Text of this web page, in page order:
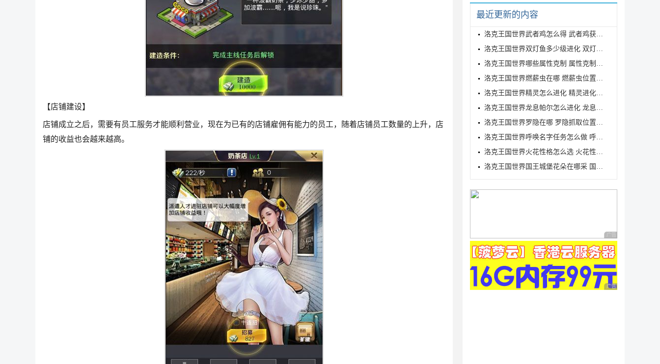
【店铺建设】
店铺成立之后，需要有员工服务才能顺利营业，现在为已有的店铺雇佣有能力的员工，随着店铺员工数量的上升，店
铺的收益也会越来越高。
最近更新的内容
洛克王国世界武者鸡怎么得 武者鸡获得方式
洛克王国世界双灯鱼多少级进化 双灯鱼进化等级介绍
洛克王国世界哪些属性克制 属性克制表分享
洛克王国世界燃薪虫在哪 燃薪虫位置详解
洛克王国世界精灵怎么进化 精灵进化方式
洛克王国世界龙息帕尔怎么进化 龙息帕尔进化介绍
洛克王国世界罗隐在哪 罗隐抓取位置分享
洛克王国世界呼唤名字任务怎么做 呼唤名字任务完成方
洛克王国世界火花性格怎么选 火花性格推荐
洛克王国世界国王城堡花朵在哪采 国王城堡全花朵采集
广告 商业广告，理性
广告 商业广告，理性